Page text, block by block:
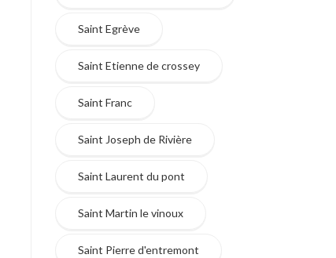
Saint Egrève
Saint Etienne de crossey
Saint Franc
Saint Joseph de Rivière
Saint Laurent du pont
Saint Martin le vinoux
Saint Pierre d'entremont